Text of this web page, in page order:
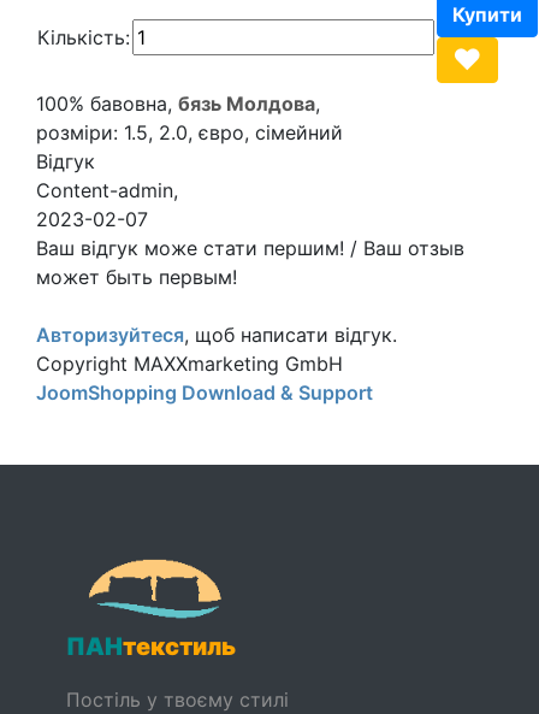
Кількість:
100% бавовна, бязь Молдова,
розміри: 1.5, 2.0, євро, сімейний
Відгук
Content-admin,
2023-02-07
Ваш відгук може стати першим! / Ваш отзыв
может быть первым!
Авторизуйтеся, щоб написати відгук.
Copyright MAXXmarketing GmbH
JoomShopping Download & Support
ПАНтекстиль
Постіль у твоєму стилі